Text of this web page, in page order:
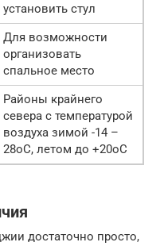
установить стул
Для возможности
организовать
спальное место
Районы крайнего
севера с температурой
воздуха зимой -14 –
28оС, летом до +20оС
достаточно просто,